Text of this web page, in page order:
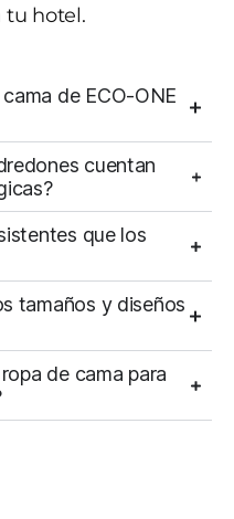
tu hotel.
de ECO-ONE
cuentan
que los
tamaños y diseños
de cama para